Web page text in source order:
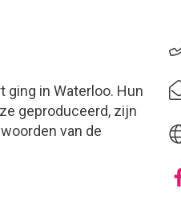
ging in Waterloo. Hun
geproduceerd, zijn
van de